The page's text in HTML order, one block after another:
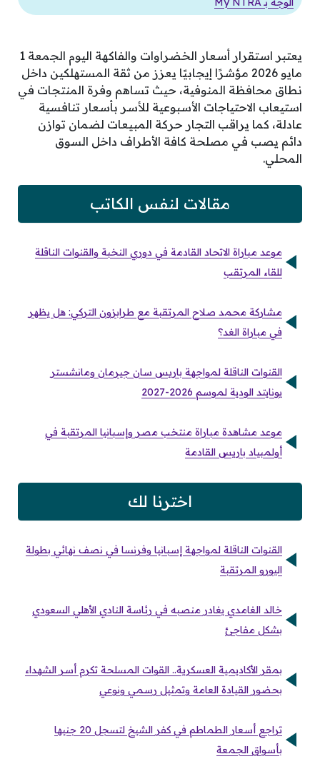
يعتبر استقرار أسعار الخضراوات والفاكهة اليوم الجمعة 1
مايو 2026 مؤشرًا إيجابيًا يعزز من ثقة المستهلكين داخل
نطاق محافظة المنوفية، حيث تساهم وفرة المنتجات في
استيعاب الاحتياجات الأسبوعية للأسر بأسعار تنافسية
عادلة، كما يراقب التجار حركة المبيعات لضمان توازن
دائم يصب في مصلحة كافة الأطراف داخل السوق
المحلي.
مقالات لنفس الكاتب
موعد مباراة الاتحاد القادمة في دوري النخبة والقنوات الناقلة
للقاء المرتقب
مشاركة محمد صلاح المرتقبة مع طرابزون التركي: هل يظهر
في مباراة الغد؟
القنوات الناقلة لمواجهة باريس سان جيرمان ومانشستر
يونايتد الودية لموسم 2026-2027
موعد مشاهدة مباراة منتخب مصر وإسبانيا المرتقبة في
أولمبياد باريس القادمة
اخترنا لك
القنوات الناقلة لمواجهة إسبانيا وفرنسا في نصف نهائي بطولة
اليورو المرتقبة
خالد الغامدي يغادر منصبه في رئاسة النادي الأهلي السعودي
بشكل مفاجئ
بمقر الأكاديمية العسكرية.. القوات المسلحة تكرم أسر الشهداء
بحضور القيادة العامة وتمثيل رسمي ونوعي
تراجع أسعار الطماطم في كفر الشيخ لتسجل 20 جنيها
بأسواق الجمعة